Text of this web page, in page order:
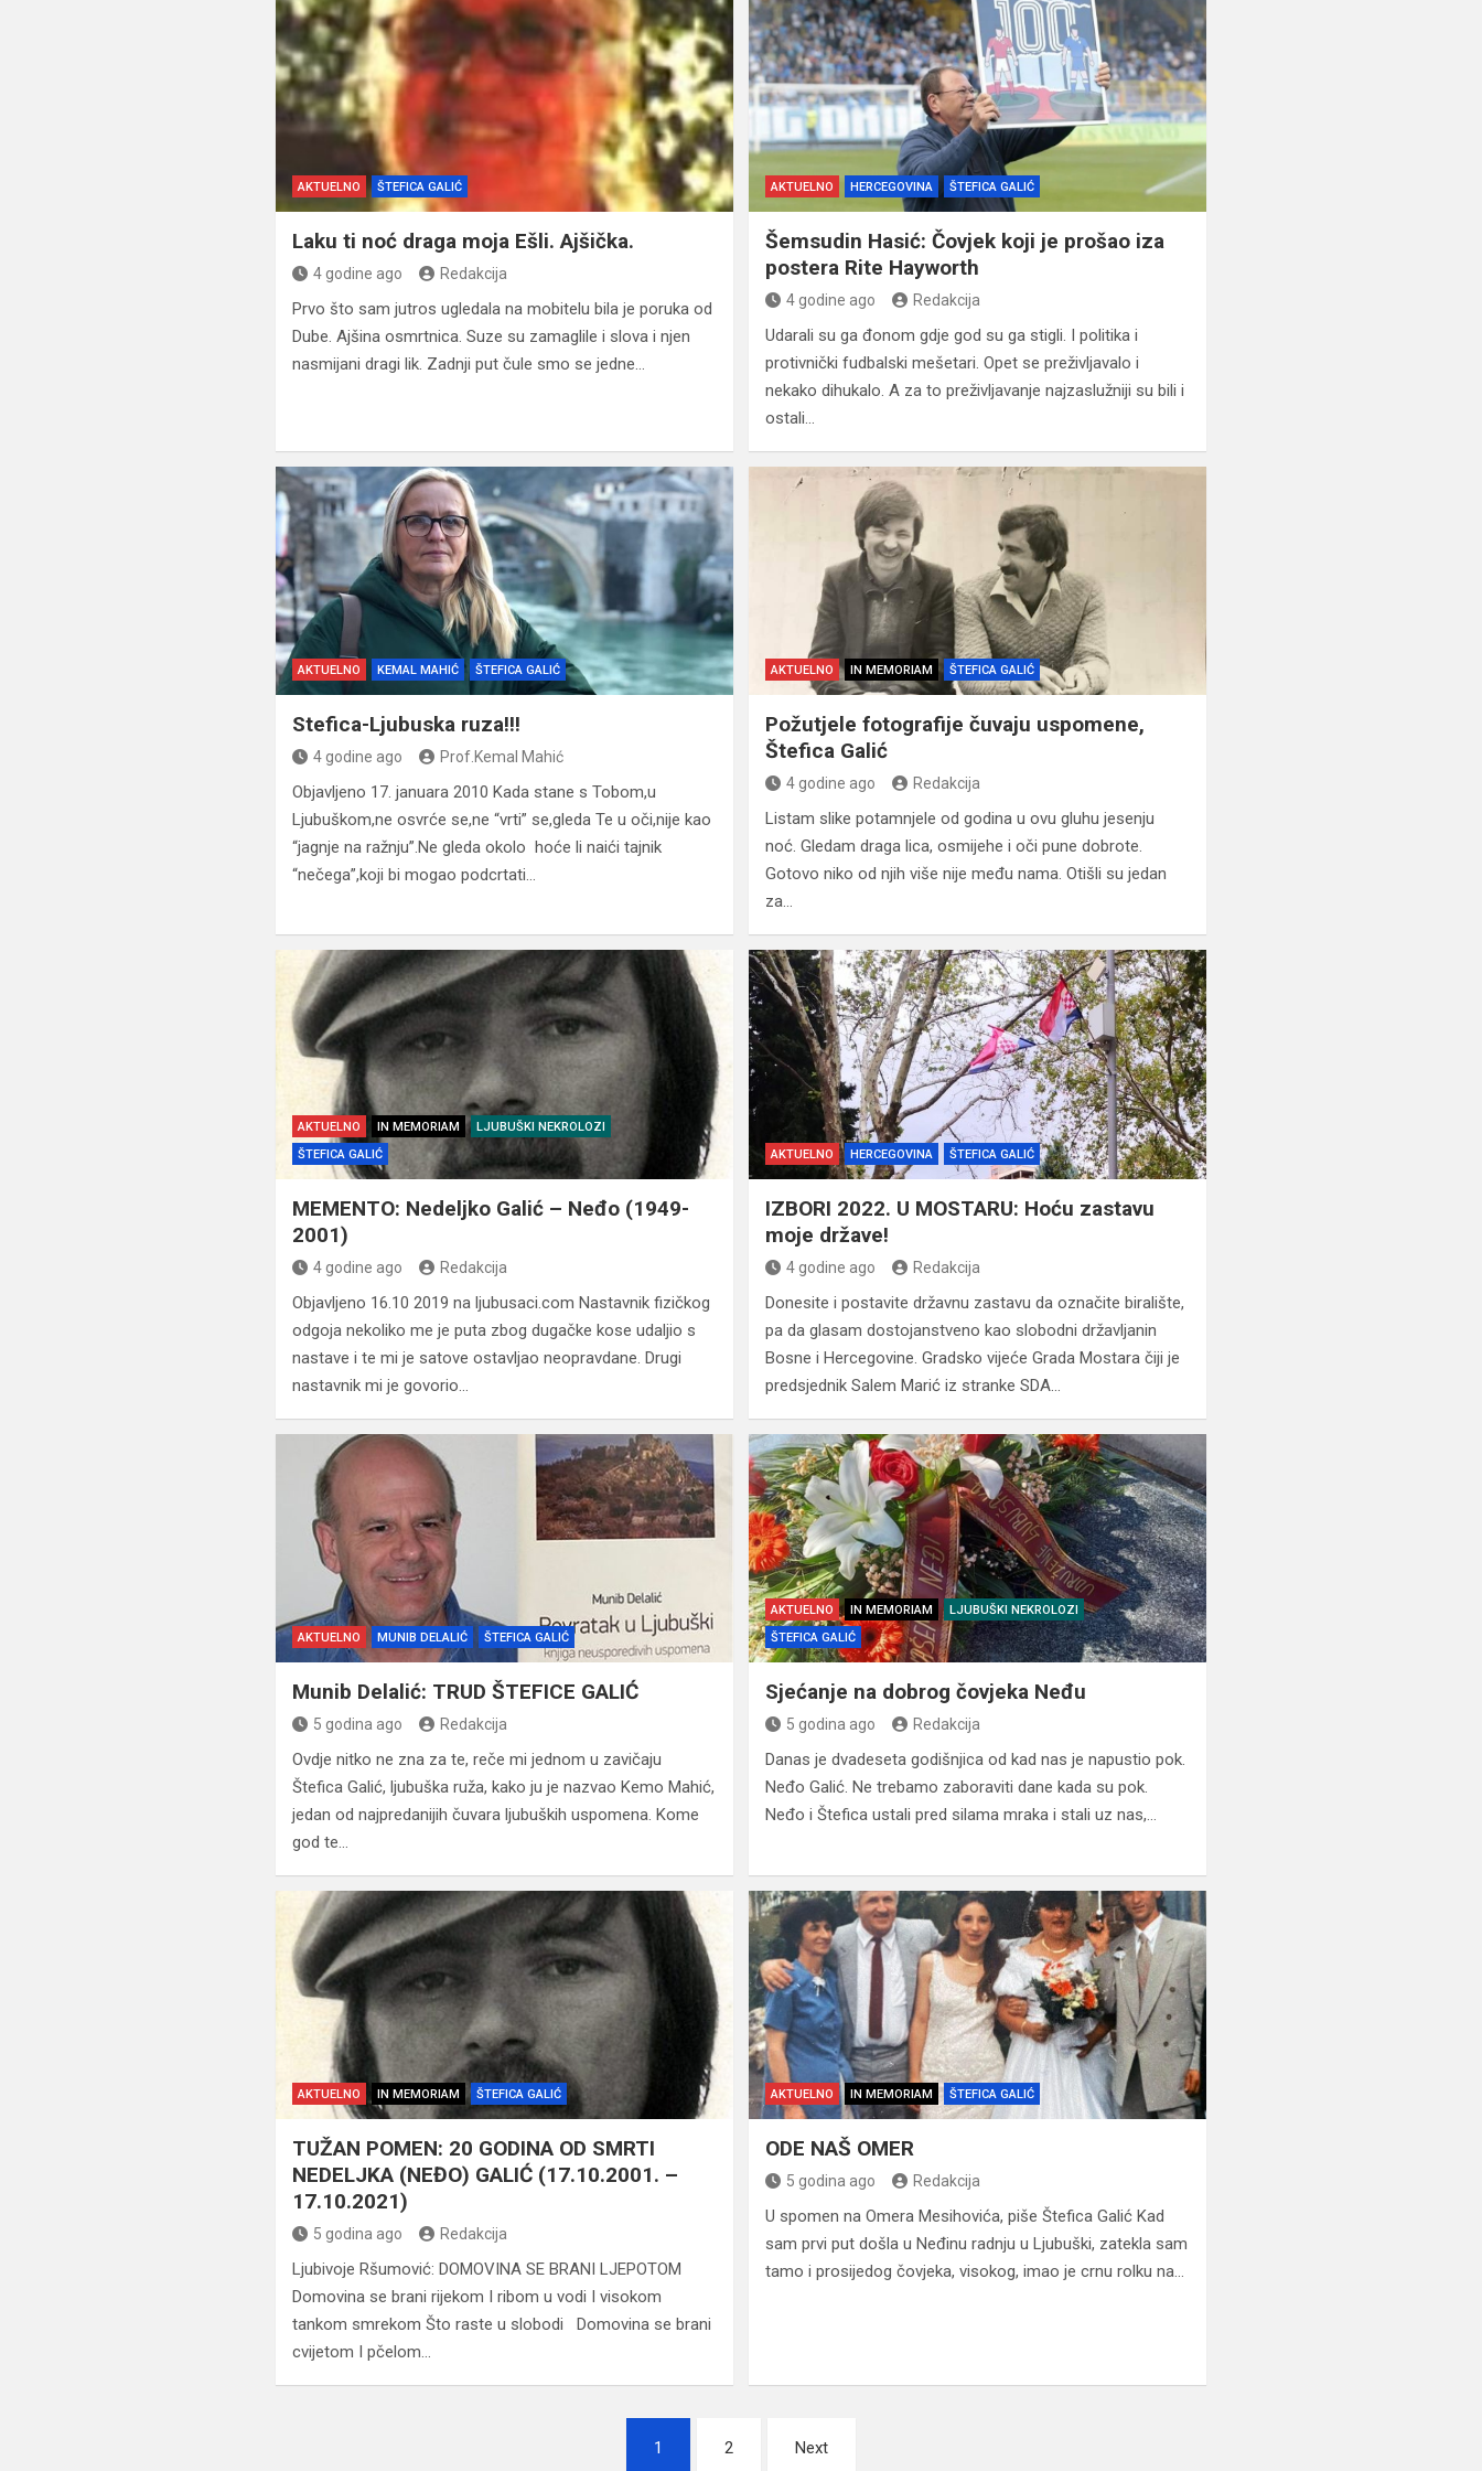
AKTUELNO ŠTEFICA GALIĆ
Laku ti noć draga moja Ešli. Ajšička.
4 godine ago Redakcija
Prvo što sam jutros ugledala na mobitelu bila je poruka od
Dube. Ajšina osmrtnica. Suze su zamaglile i slova i njen
nasmijani dragi lik. Zadnji put čule smo se jedne…
AKTUELNO HERCEGOVINA ŠTEFICA GALIĆ
Šemsudin Hasić: Čovjek koji je prošao iza
postera Rite Hayworth
4 godine ago Redakcija
Udarali su ga đonom gdje god su ga stigli. I politika i
protivnički fudbalski mešetari. Opet se preživljavalo i
nekako dihukalo. A za to preživljavanje najzaslužniji su bili i
ostali…
AKTUELNO KEMAL MAHIĆ ŠTEFICA GALIĆ
Stefica-Ljubuska ruza!!!
4 godine ago Prof.Kemal Mahić
Objavljeno 17. januara 2010 Kada stane s Tobom,u
Ljubuškom,ne osvrće se,ne “vrti” se,gleda Te u oči,nije kao
“jagnje na ražnju”.Ne gleda okolo hoće li naići tajnik
“nečega”,koji bi mogao podcrtati…
AKTUELNO IN MEMORIAM ŠTEFICA GALIĆ
Požutjele fotografije čuvaju uspomene,
Štefica Galić
4 godine ago Redakcija
Listam slike potamnjele od godina u ovu gluhu jesenju
noć. Gledam draga lica, osmijehe i oči pune dobrote.
Gotovo niko od njih više nije među nama. Otišli su jedan
za…
AKTUELNO IN MEMORIAM
LJUBUŠKI NEKROLOZI
ŠTEFICA GALIĆ
MEMENTO: Nedeljko Galić – Neđo (1949-
2001)
4 godine ago Redakcija
Objavljeno 16.10 2019 na ljubusaci.com Nastavnik fizičkog
odgoja nekoliko me je puta zbog dugačke kose udaljio s
nastave i te mi je satove ostavljao neopravdane. Drugi
nastavnik mi je govorio…
AKTUELNO HERCEGOVINA ŠTEFICA GALIĆ
IZBORI 2022. U MOSTARU: Hoću zastavu
moje države!
4 godine ago Redakcija
Donesite i postavite državnu zastavu da označite biralište,
pa da glasam dostojanstveno kao slobodni državljanin
Bosne i Hercegovine. Gradsko vijeće Grada Mostara čiji je
predsjednik Salem Marić iz stranke SDA…
AKTUELNO MUNIB DELALIĆ ŠTEFICA GALIĆ
Munib Delalić: TRUD ŠTEFICE GALIĆ
5 godina ago Redakcija
Ovdje nitko ne zna za te, reče mi jednom u zavičaju
Štefica Galić, ljubuška ruža, kako ju je nazvao Kemo Mahić,
jedan od najpredanijih čuvara ljubuških uspomena. Kome
god te…
AKTUELNO IN MEMORIAM
LJUBUŠKI NEKROLOZI
ŠTEFICA GALIĆ
Sjećanje na dobrog čovjeka Neđu
5 godina ago Redakcija
Danas je dvadeseta godišnjica od kad nas je napustio pok.
Neđo Galić. Ne trebamo zaboraviti dane kada su pok.
Neđo i Štefica ustali pred silama mraka i stali uz nas,…
AKTUELNO IN MEMORIAM ŠTEFICA GALIĆ
TUŽAN POMEN: 20 GODINA OD SMRTI
NEDELJKA (NEĐO) GALIĆ (17.10.2001. –
17.10.2021)
5 godina ago Redakcija
Ljubivoje Ršumović: DOMOVINA SE BRANI LJEPOTOM
Domovina se brani rijekom I ribom u vodi I visokom
tankom smrekom Što raste u slobodi Domovina se brani
cvijetom I pčelom…
AKTUELNO IN MEMORIAM ŠTEFICA GALIĆ
ODE NAŠ OMER
5 godina ago Redakcija
U spomen na Omera Mesihovića, piše Štefica Galić Kad
sam prvi put došla u Neđinu radnju u Ljubuški, zatekla sam
tamo i prosijedog čovjeka, visokog, imao je crnu rolku na…
1 2 Next